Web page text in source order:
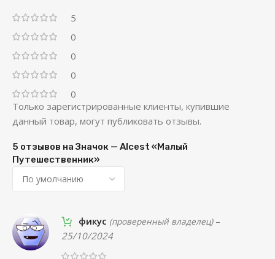
5
0
0
0
0
5 отзывов наЗначок — Alcest «Малый
Путешественник»
фикус (проверенный владелец) –
25/10/2024
Только зарегистрированные клиенты, купившие
данный товар, могут публиковать отзывы.